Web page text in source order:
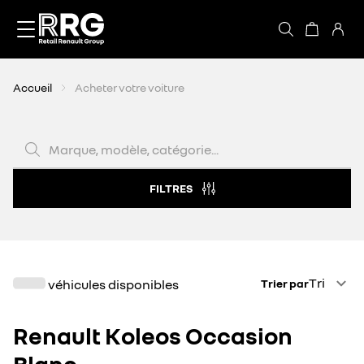
Accueil Acheter votre voiture
FILTRES
véhicules disponibles Trier parTri
Renault Koleos Occasion